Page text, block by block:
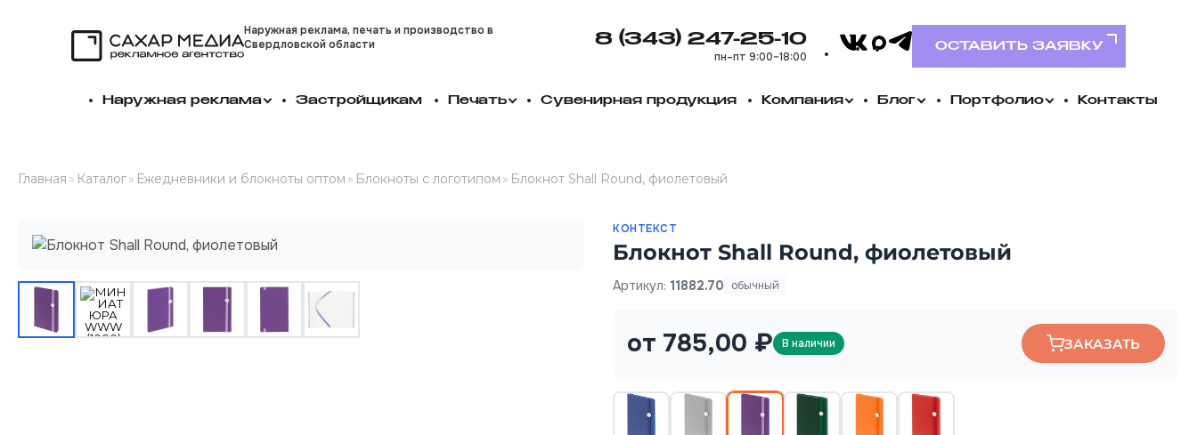
Наружная реклама, печать и производство в
Свердловской области
8 (343) 247-25-10
пн–пт 9:00–18:00
VK MAXTelegramОСТАВИТЬ ЗАЯВКУ
Наружная реклама Застройщикам Печать Сувенирная продукция Компания Блог Портфолио Контакты
Главная » Каталог» Ежедневники и блокноты оптом » Блокноты с логотипом » Блокнот Shall Round, фиолетовый
КОНТЕКСТ
Блокнот Shall Round, фиолетовый
Артикул: 11882.70 обычный
от 785,00 ₽ В наличии ЗАКАЗАТЬ